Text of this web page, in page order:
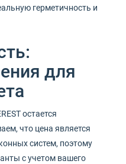
герметичность и
для
остается
что цена является
систем, поэтому
с учетом вашего